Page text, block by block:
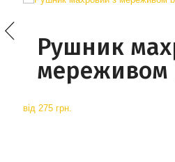
Рушник
мереживом
від 275 грн.